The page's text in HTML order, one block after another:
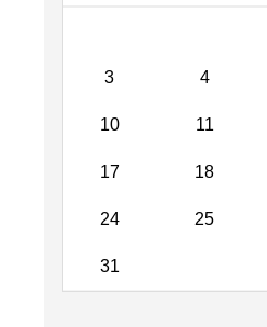
3 4
10 11
17 18
24 25
31